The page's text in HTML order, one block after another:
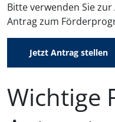
Bitte verwenden Sie
Antrag zum
Jetzt Antrag stellen
Wichtige